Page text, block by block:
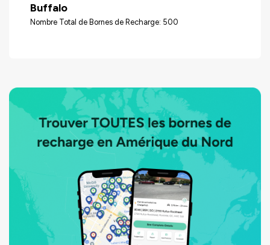
Buffalo
Nombre Total de Bornes de Recharge: 500